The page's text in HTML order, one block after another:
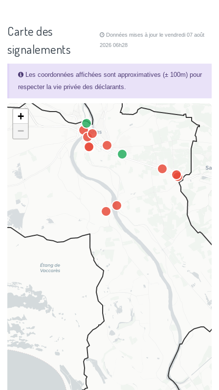
Carte des
signalements
Données mises à jour le vendredi 07 août
2026 06h28
Les coordonnées affichées sont approximatives (± 100m) pour
respecter la vie privée des déclarants.
+
−